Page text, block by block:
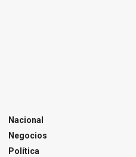
Nacional
Negocios
Política